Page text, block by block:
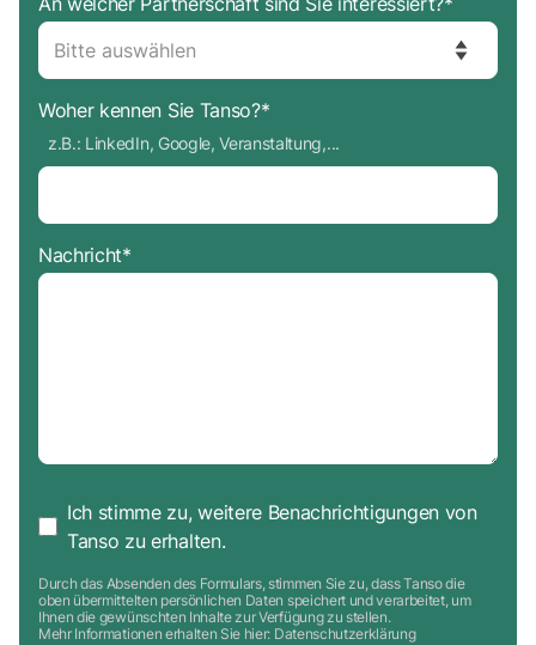
Woher kennen Sie Tanso?*
z.B.: LinkedIn, Google, Veranstaltung,...
Nachricht*
Ich stimme zu, weitere Benachrichtigungen von
Tanso zu erhalten.
Durch das Absenden des Formulars, stimmen Sie zu, dass Tanso die
oben übermittelten persönlichen Daten speichert und verarbeitet, um
Ihnen die gewünschten Inhalte zur Verfügung zu stellen.
Mehr Informationen erhalten Sie hier: Datenschutzerklärung